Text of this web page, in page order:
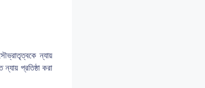
ন্যায়
প্রতিষ্ঠা করা